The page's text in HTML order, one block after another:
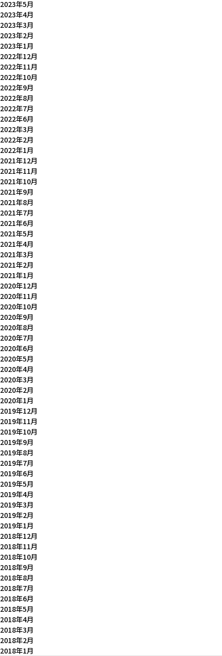
2023年5月
2023年4月
2023年3月
2023年2月
2023年1月
2022年12月
2022年11月
2022年10月
2022年9月
2022年8月
2022年7月
2022年6月
2022年3月
2022年2月
2022年1月
2021年12月
2021年11月
2021年10月
2021年9月
2021年8月
2021年7月
2021年6月
2021年5月
2021年4月
2021年3月
2021年2月
2021年1月
2020年12月
2020年11月
2020年10月
2020年9月
2020年8月
2020年7月
2020年6月
2020年5月
2020年4月
2020年3月
2020年2月
2020年1月
2019年12月
2019年11月
2019年10月
2019年9月
2019年8月
2019年7月
2019年6月
2019年5月
2019年4月
2019年3月
2019年2月
2019年1月
2018年12月
2018年11月
2018年10月
2018年9月
2018年8月
2018年7月
2018年6月
2018年5月
2018年4月
2018年3月
2018年2月
2018年1月